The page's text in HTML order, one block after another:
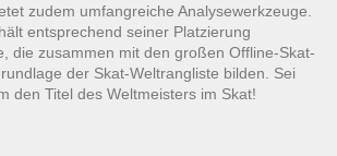
zudem umfangreiche Analysewerkzeuge.
entsprechend seiner Platzierung
die zusammen mit den großen Offline-Skat-
der Skat-Weltrangliste bilden. Sei
den Titel des Weltmeisters im Skat!